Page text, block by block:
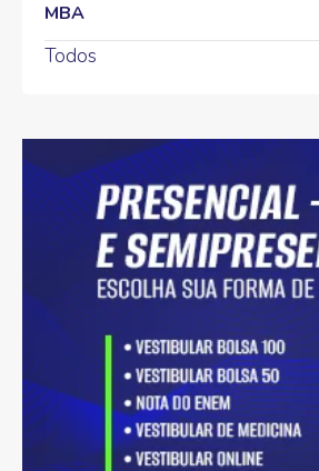
MBA
Todos